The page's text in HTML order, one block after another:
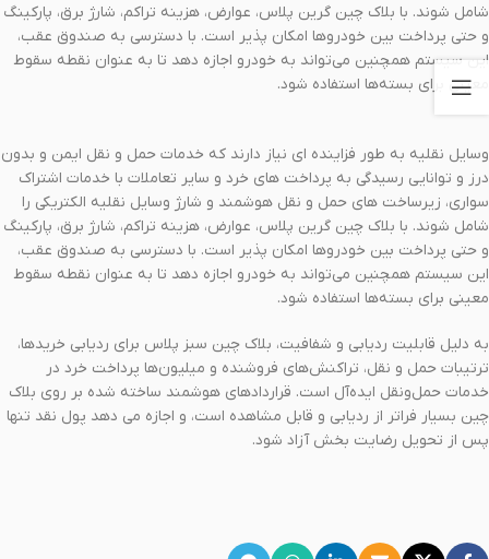
شامل شوند. با بلاک چین گرین پلاس، عوارض، هزینه تراکم، شارژ برق، پارکینگ
و حتی پرداخت بین خودروها امکان پذیر است. با دسترسی به صندوق عقب،
این سیستم همچنین می‌تواند به خودرو اجازه دهد تا به عنوان نقطه سقوط
معینی برای بسته‌ها استفاده شود.
وسایل نقلیه به طور فزاینده ای نیاز دارند که خدمات حمل و نقل ایمن و بدون
درز و توانایی رسیدگی به پرداخت های خرد و سایر تعاملات با خدمات اشتراک
سواری، زیرساخت های حمل و نقل هوشمند و شارژ وسایل نقلیه الکتریکی را
شامل شوند. با بلاک چین گرین پلاس، عوارض، هزینه تراکم، شارژ برق، پارکینگ
و حتی پرداخت بین خودروها امکان پذیر است. با دسترسی به صندوق عقب،
این سیستم همچنین می‌تواند به خودرو اجازه دهد تا به عنوان نقطه سقوط
معینی برای بسته‌ها استفاده شود.
به دلیل قابلیت ردیابی و شفافیت، بلاک چین سبز پلاس برای ردیابی خریدها،
ترتیبات حمل و نقل، تراکنش‌های فروشنده و میلیون‌ها پرداخت خرد در
خدمات حمل‌ونقل ایده‌آل است. قراردادهای هوشمند ساخته شده بر روی بلاک
چین بسیار فراتر از ردیابی و قابل مشاهده است، و اجازه می دهد پول نقد تنها
پس از تحویل رضایت بخش آزاد شود.